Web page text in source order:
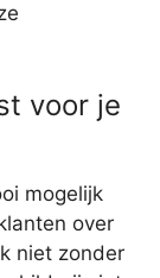
voor je
mogelijk
over
niet zonder